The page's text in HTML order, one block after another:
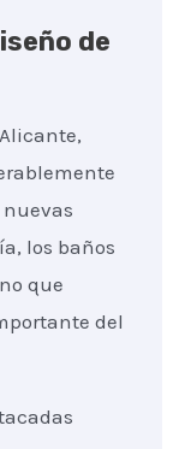
de
los baños
que
del